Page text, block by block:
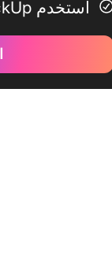
استخدم ClickUp مجانًا—إلى الأبد